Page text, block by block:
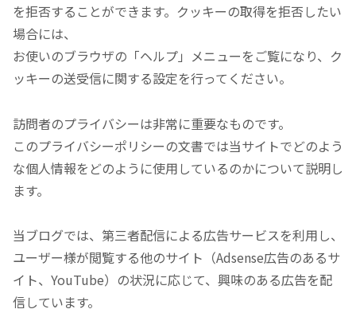
を拒否することができます。クッキーの取得を拒否したい
場合には、
お使いのブラウザの「ヘルプ」メニューをご覧になり、ク
ッキーの送受信に関する設定を行ってください。
訪問者のプライバシーは非常に重要なものです。
このプライバシーポリシーの文書では当サイトでどのよう
な個人情報をどのように使用しているのかについて説明し
ます。
当ブログでは、第三者配信による広告サービスを利用し、
ユーザー様が閲覧する他のサイト（Adsense広告のあるサ
イト、YouTube）の状況に応じて、興味のある広告を配
信しています。